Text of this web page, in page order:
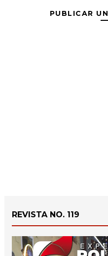
PUBLICAR
REVISTA NO. 119